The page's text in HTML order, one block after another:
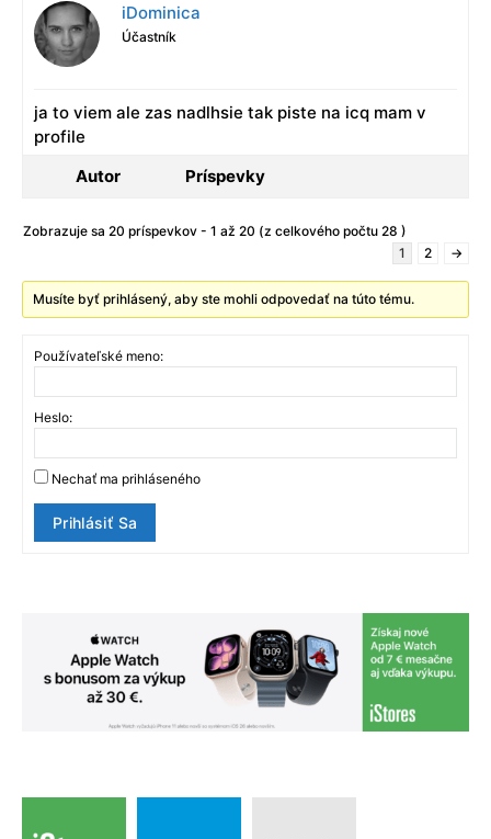
iDominica
Účastník
ja to viem ale zas nadlhsie tak piste na icq mam v
profile
Autor
Príspevky
Zobrazuje sa 20 príspevkov - 1 až 20 (z celkového počtu 28 )
1
2 →
Musíte byť prihlásený, aby ste mohli odpovedať na túto tému.
Používateľské meno:
Heslo:
Nechať ma prihláseného
Prihlásiť Sa